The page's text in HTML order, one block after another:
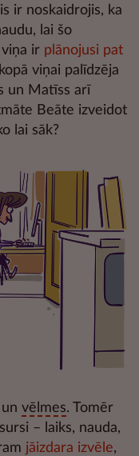
ir noskaidrojis, ka
lai šo
ir plānojusi pat
viņai palīdzēja
un Matīss arī
Beāte izveidot
lai sāk?
un vēlmes. Tomēr
– laiks, nauda,
jāizdara izvēle,